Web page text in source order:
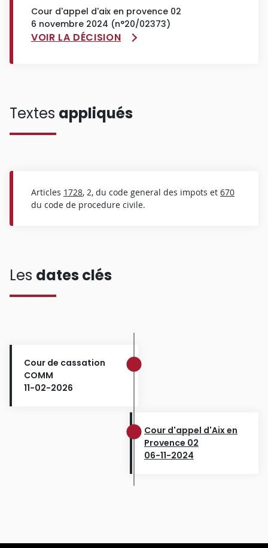
Cour d'appel d'aix en provence 02
6 novembre 2024 (n°20/02373)
VOIR LA DÉCISION
Textes appliqués
Articles 1728, 2, du code general des impots et 670
du code de procedure civile.
Les dates clés
Cour de cassation
COMM
11-02-2026
Cour d'appel d'Aix en
Provence 02
06-11-2024